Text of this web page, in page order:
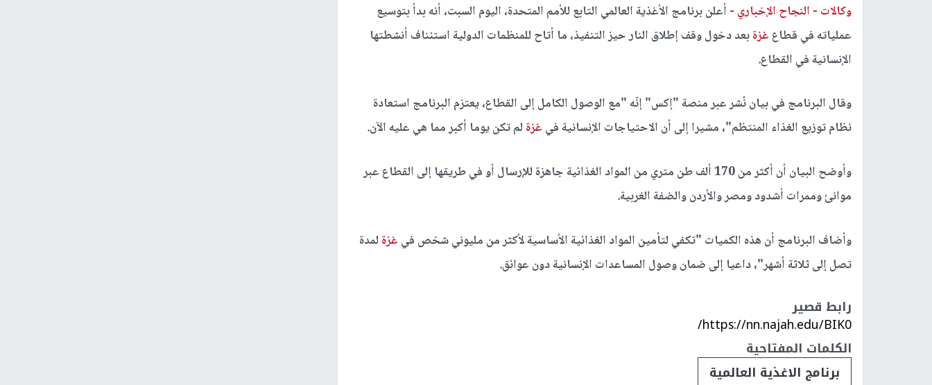
وكالات - النجاح الإخباري - أعلن برنامج الأغذية العالمي التابع للأمم المتحدة، اليوم السبت، أنه بدأ بتوسيع
عملياته في قطاع غزةبعد دخول وقف إطلاق النار حيز التنفيذ، ما أتاح للمنظمات الدولية استئناف أنشطتها
الإنسانية في القطاع.
وقال البرنامج في بيان نُشر عبر منصة "إكس" إنّه "مع الوصول الكامل إلى القطاع، يعتزم البرنامج استعادة
نظام توزيع الغذاء المنتظم"، مشيرا إلى أن الاحتياجات الإنسانية في غزة لم تكن يوما أكبر مما هي عليه الآن.
وأوضح البيان أن أكثر من 170 ألف طن متري من المواد الغذائية جاهزة للإرسال أو في طريقها إلى القطاع عبر
موانئ وممرات أشدود ومصر والأردن والضفة الغربية.
وأضاف البرنامج أن هذه الكميات "تكفي لتأمين المواد الغذائية الأساسية لأكثر من مليوني شخص في غزة لمدة
تصل إلى ثلاثة أشهر"، داعيا إلى ضمان وصول المساعدات الإنسانية دون عوائق.
رابط قصير
https://nn.najah.edu/BIK0/
الكلمات المفتاحية
برنامج الاغذية العالمية